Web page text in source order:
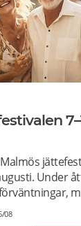
Under
programmet
08